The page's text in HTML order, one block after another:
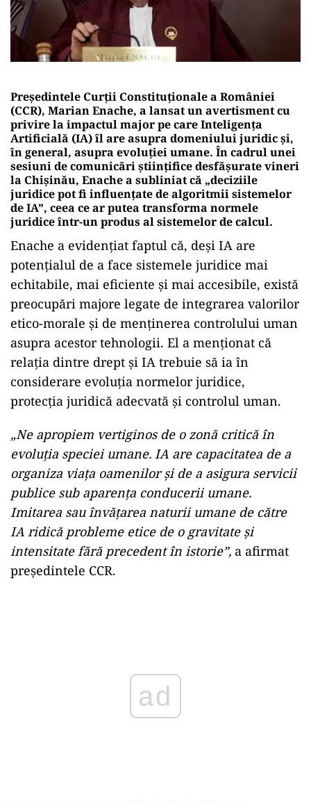
Președintele Curții Constituționale a României
(CCR), Marian Enache, a lansat un avertisment cu
privire la impactul major pe care Inteligența
Artificială (IA) îl are asupra domeniului juridic și,
în general, asupra evoluției umane. În cadrul unei
sesiuni de comunicări științifice desfășurate vineri
la Chișinău, Enache a subliniat că „deciziile
juridice pot fi influențate de algoritmii sistemelor
de IA”, ceea ce ar putea transforma normele
juridice într-un produs al sistemelor de calcul.
Enache a evidențiat faptul că, deși IA are
potențialul de a face sistemele juridice mai
echitabile, mai eficiente și mai accesibile, există
preocupări majore legate de integrarea valorilor
etico-morale și de menținerea controlului uman
asupra acestor tehnologii. El a menționat că
relația dintre drept și IA trebuie să ia în
considerare evoluția normelor juridice,
protecția juridică adecvată și controlul uman.
„Ne apropiem vertiginos de o zonă critică în
evoluția speciei umane. IA are capacitatea de a
organiza viața oamenilor și de a asigura servicii
publice sub aparența conducerii umane.
Imitarea sau învățarea naturii umane de către
IA ridică probleme etice de o gravitate și
intensitate fără precedent în istorie”, a afirmat
președintele CCR.